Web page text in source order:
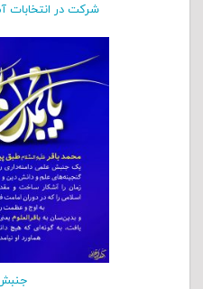
شرکت در انتخابات